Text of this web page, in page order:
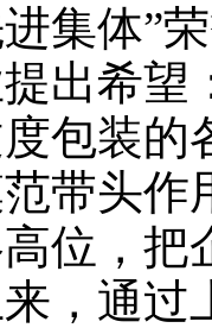
集体”
出希望
包装的
带头作
位，
，通过